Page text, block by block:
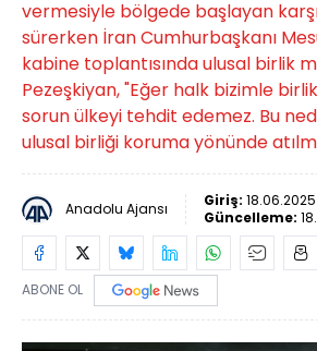
vermesiyle bölgede başlayan
sürerken İran Cumhurbaşkanı
kabine toplantısında ulusal birlik
Pezeşkiyan, "Eğer halk bizimle
sorun ülkeyi tehdit edemez. Bu
ulusal birliği koruma yönünde
Anadolu Ajansı Giriş: 18.06.2025
Güncelleme:
ABONE OL